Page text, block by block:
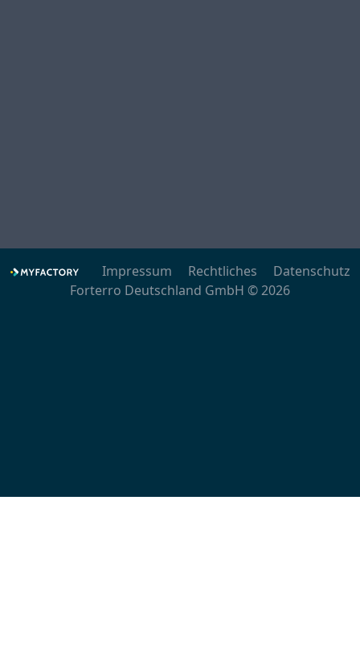
Impressum Rechtliches
Datenschutz
Forterro Deutschland GmbH © 2026